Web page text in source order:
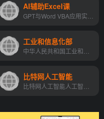
AI辅助Excel课
工业和信息化部
比特网人工智能